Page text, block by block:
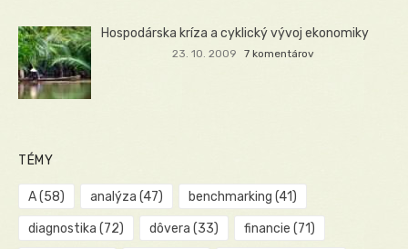
Hospodárska kríza a cyklický vývoj ekonomiky
23. 10. 2009 7 komentárov
TÉMY
A(58) analýza (47) benchmarking (41)
diagnostika (72) dôvera (33) financie (71)